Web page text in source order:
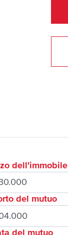
dell'immobile
del mutuo
del mutuo